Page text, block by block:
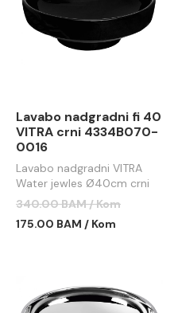
Lavabo nadgradni fi 40
VITRA crni 4334B070-
0016
Lavabo nadgradni VITRA
Water jewles Ø40cm crni
340.00 BAM / Kom
175.00 BAM / Kom